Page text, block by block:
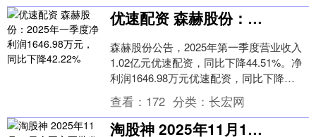
优速配资 森赫股份：2025年一季度净利润1646.98万元，同比下降42.22%
森赫股份公告，2025年第一季度营业收入
1.02亿元优速配资，同比下降44.51%。净
利润1646.98万元优速配资，同比下降
42.22%。 优速配资....
查看： 172 分类： 长宏网
淘股神 2025年11月16日全国主要批发市场大葱价格行情